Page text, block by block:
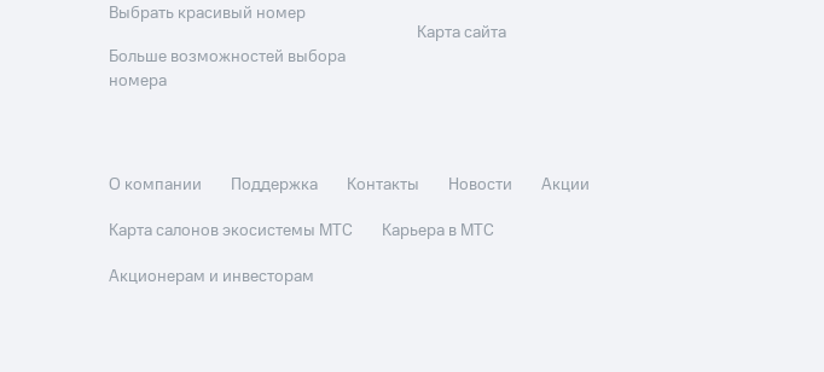
Выбрать красивый номер
Больше возможностей выбора
номера
Карта сайта
О компании Поддержка Контакты Новости
Акции
Карта салонов экосистемы МТС
Карьера в МТС
Акционерам и инвесторам